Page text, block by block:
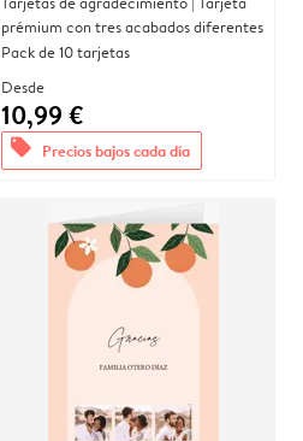
prémium con tres acabados diferentes
Pack de 10 tarjetas
Desde
10,99 €
offers Precios bajos cada día